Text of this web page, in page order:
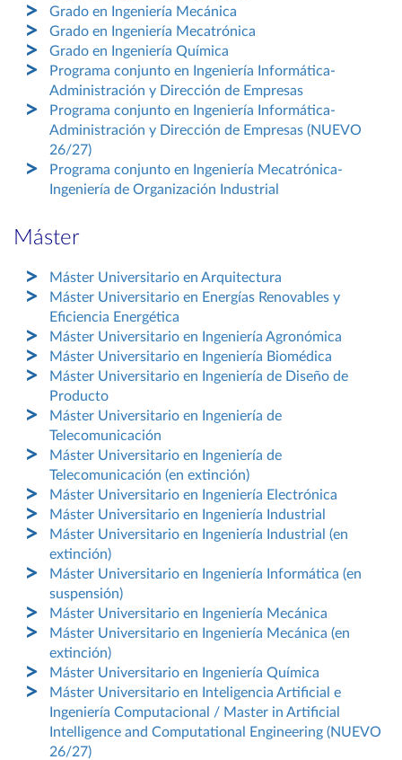
Grado en Ingeniería Mecánica
Grado en Ingeniería Mecatrónica
Grado en Ingeniería Química
Programa conjunto en Ingeniería Informática-
Administración y Dirección de Empresas
Programa conjunto en Ingeniería Informática-
Administración y Dirección de Empresas (NUEVO
26/27)
Programa conjunto en Ingeniería Mecatrónica-
Ingeniería de Organización Industrial
Máster
Máster Universitario en Arquitectura
Máster Universitario en Energías Renovables y
Eficiencia Energética
Máster Universitario en Ingeniería Agronómica
Máster Universitario en Ingeniería Biomédica
Máster Universitario en Ingeniería de Diseño de
Producto
Máster Universitario en Ingeniería de
Telecomunicación
Máster Universitario en Ingeniería de
Telecomunicación (en extinción)
Máster Universitario en Ingeniería Electrónica
Máster Universitario en Ingeniería Industrial
Máster Universitario en Ingeniería Industrial (en
extinción)
Máster Universitario en Ingeniería Informática (en
suspensión)
Máster Universitario en Ingeniería Mecánica
Máster Universitario en Ingeniería Mecánica (en
extinción)
Máster Universitario en Ingeniería Química
Máster Universitario en Inteligencia Artificial e
Ingeniería Computacional / Master in Artificial
Intelligence and Computational Engineering (NUEVO
26/27)